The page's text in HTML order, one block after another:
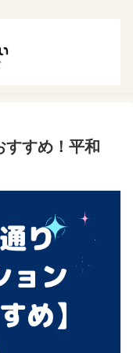
すすめ！平和